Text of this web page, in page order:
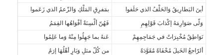
أينَ البَطارِيقُ وَالحَلْفُ الذي حَلَفوا
بمَفرِقِ المَلْكِ وَالزّعمُ الذي زَعَموا
وَلّى صَوَارِمَهُ إكْذابَ قَوْلِهِمِ
فَهُنّ ألْسِنَةٌ أفْوَاهُها القِمَمُ
نَوَاطِقٌ مُخْبِرَاتٌ في جَمَاجِمِهِمْ
عَنهُ بما جَهِلُوا مِنْهُ وَما عَلِمُوا
ألرّاجعُ الخَيلَ مُحْفَاةً مُقَوَّدَةً
من كُلّ مثلِ وَبَارٍ أهْلُهَا إرَمُ